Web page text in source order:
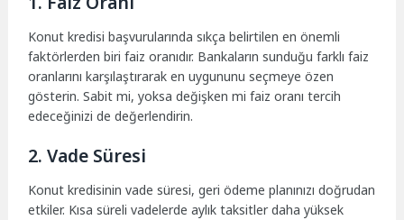
Konut kredisi başvurularında sıkça belirtilen en önemli
faktörlerden biri faiz oranıdır. Bankaların sunduğu farklı faiz
oranlarını karşılaştırarak en uygununu seçmeye özen
gösterin. Sabit mi, yoksa değişken mi faiz oranı tercih
edeceğinizi de değerlendirin.
2. Vade Süresi
Konut kredisinin vade süresi, geri ödeme planınızı doğrudan
etkiler. Kısa süreli vadelerde aylık taksitler daha yüksek